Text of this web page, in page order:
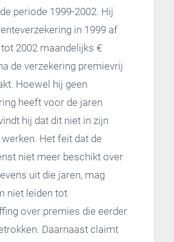
periode 1999-2002. Hij
in 1999 af
2002 maandelijks €
de verzekering premievrij
Hoewel hij geen
heeft voor de jaren
hij dat dit niet in zijn
Het feit dat de
niet meer beschikt over
uit die jaren, mag
niet leiden tot
over premies die eerder
Daarnaast claimt